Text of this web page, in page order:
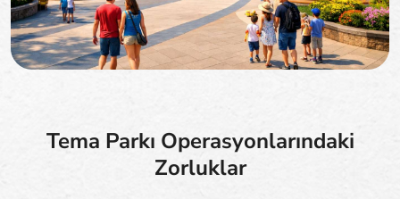
Tema Parkı Operasyonlarındaki
Zorluklar